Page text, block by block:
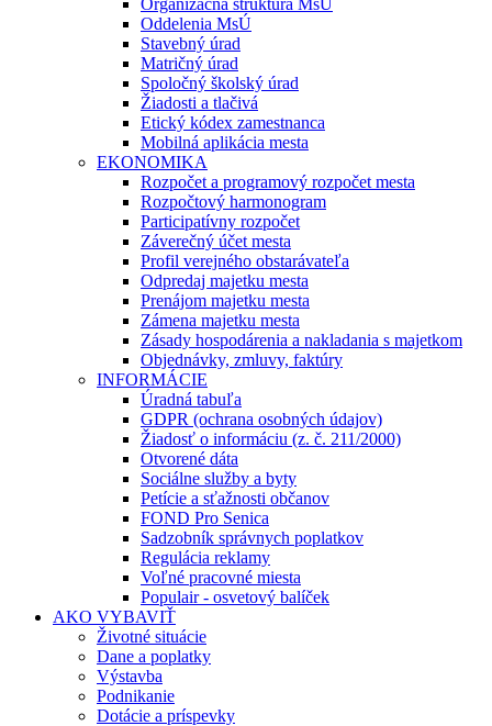
Organizačná štruktúra MsÚ
Oddelenia MsÚ
Stavebný úrad
Matričný úrad
Spoločný školský úrad
Žiadosti a tlačivá
Etický kódex zamestnanca
Mobilná aplikácia mesta
EKONOMIKA
Rozpočet a programový rozpočet mesta
Rozpočtový harmonogram
Participatívny rozpočet
Záverečný účet mesta
Profil verejného obstarávateľa
Odpredaj majetku mesta
Prenájom majetku mesta
Zámena majetku mesta
Zásady hospodárenia a nakladania s majetkom
Objednávky, zmluvy, faktúry
INFORMÁCIE
Úradná tabuľa
GDPR (ochrana osobných údajov)
Žiadosť o informáciu (z. č. 211/2000)
Otvorené dáta
Sociálne služby a byty
Petície a sťažnosti občanov
FOND Pro Senica
Sadzobník správnych poplatkov
Regulácia reklamy
Voľné pracovné miesta
Populair - osvetový balíček
AKO VYBAVIŤ
Životné situácie
Dane a poplatky
Výstavba
Podnikanie
Dotácie a príspevky